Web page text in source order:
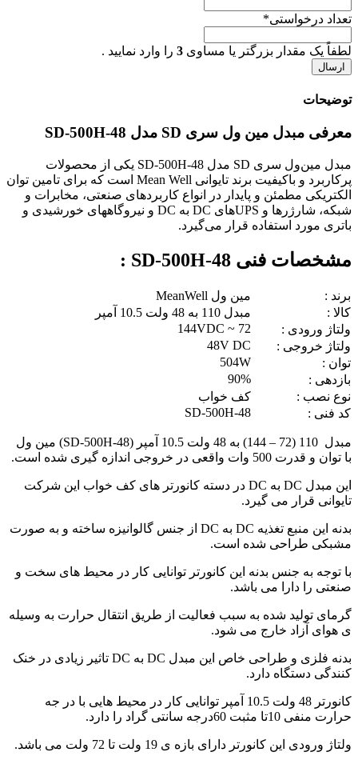
تعداد درخواستی*
لطفاً یک مقدار بزرگتر یا مساوی 3 را وارد نمایید .
توضیحات
معرفی مبدل مین ول سری SD مدل SD-500H-48
مبدل مین‌ول سری SD مدل SD-500H-48 یکی از محصولات
پرکاربرد و باکیفیت برند تایوانی Mean Well است که برای تامین توان
الکتریکی مطمئن و پایدار در انواع کاربردهای صنعتی، مخابرات و
شبکه، شارژرها و UPSهای DC به DC و نیروگاههای خورشیدی و
باتری مورد استفاده قرار می‌گیرد.
مشخصات فنی SD-500H-48 :
برند :
مین ول MeanWell
کالا :
مبدل 110 به 48 ولت 10.5 آمپر
ولتاژ ورودی :
72 ~ 144VDC
ولتاژ خروجی :
48V DC
توان :
504W
بازدهی :
90%
نوع نصب :
کف خواب
کد فنی :
SD-500H-48
مبدل 110 (72 – 144) به 48 ولت 10.5 آمپر (SD-500H-48) مین ول
با توان و قدرت 500 وات واقعی در خروجی اندازه گیری شده است.
این مبدل DC به DC در دسته کانورتر های کف خواب این شرکت
تایوانی قرار می گیرد.
بدنه این منبع تغذیه DC به DC از جنس گالوانیزه ساخته و به صورت
مشبکی طراحی شده است.
با توجه به جنس بدنه این کانورتر توانایی کار در محیط های سخت و
صنعتی را دارا می باشد.
گرمای تولید شده به سبب فعالیت از طریق انتقال حرارت به وسیله
ی هوای آزاد خارج می شود.
بدنه فلزی و طراحی خاص این مبدل DC به DC تاثیر زیادی در خنک
کنندگی دستگاه دارد.
کانورتر 48 ولت 10.5 آمپر توانایی کار در محیط هایی با در جه
حرارت منفی 10تا مثبت 60درجه سانتی گراد را دارد.
ولتاژ ورودی این کانورتر دارای بازه ی 19 ولت تا 72 ولت می باشد.